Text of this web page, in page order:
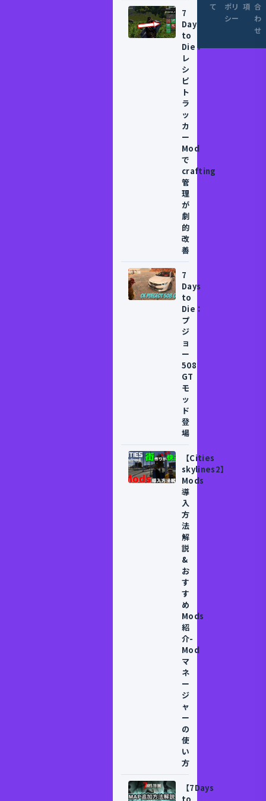
7
Days
to
Die：
レ
シ
ピ
ト
ラ
ッ
カ
ー
Mod
で
crafting
管
理
が
劇
的
改
善
7
Days
to
Die：
プ
ジ
ョ
ー
508
GT
モ
ッ
ド
登
場
【Cities
skylines2】
Mods
導
入
方
法
解
説
&
お
す
す
め
Mods
紹
介-
Mod
マ
ネ
ー
ジ
ャ
ー
の
使
い
方
【7Days
て
ポリ
シー
項 合
わ
せ